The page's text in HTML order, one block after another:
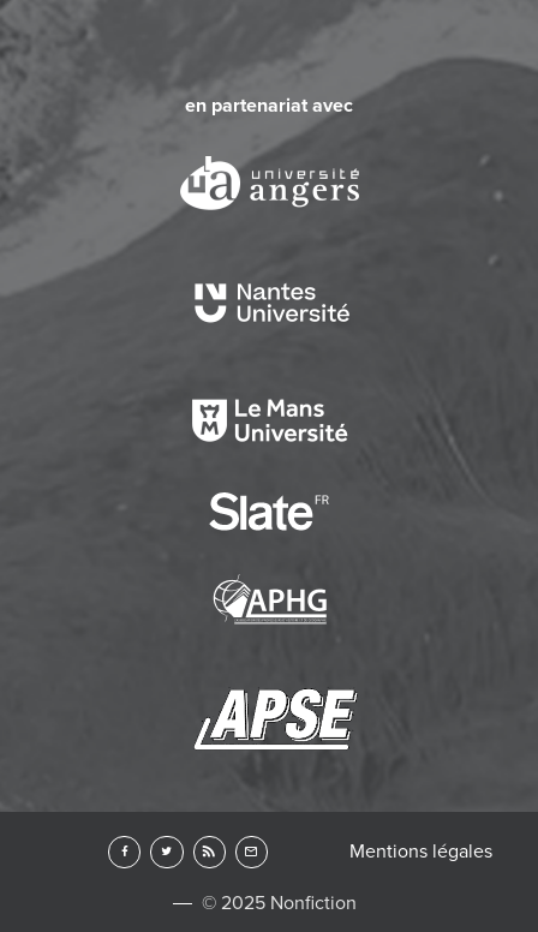
en partenariat avec
© 2025 Nonfiction
Mentions légales